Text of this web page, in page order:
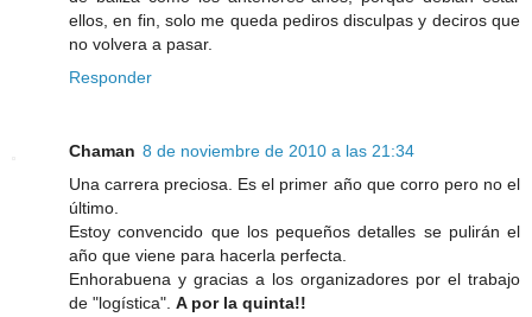
ellos, en fin, solo me queda pediros disculpas y deciros que
no volvera a pasar.
Responder
Chaman 8 de noviembre de 2010 a las 21:34
Una carrera preciosa. Es el primer año que corro pero no el
último.
Estoy convencido que los pequeños detalles se pulirán el
año que viene para hacerla perfecta.
Enhorabuena y gracias a los organizadores por el trabajo
de "logística". A por la quinta!!